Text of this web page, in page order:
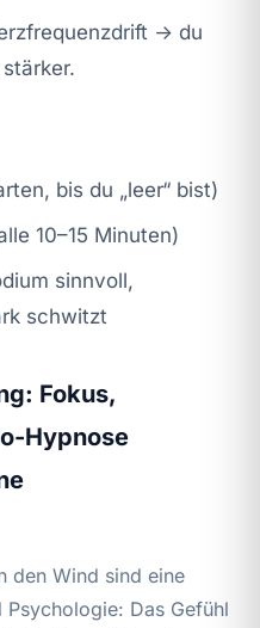
→ du
bis du „leer“ bist)
10–15 Minuten)
sinnvoll,
schwitzt
Fokus,
Hypnose
den Wind sind eine
Das Gefühl